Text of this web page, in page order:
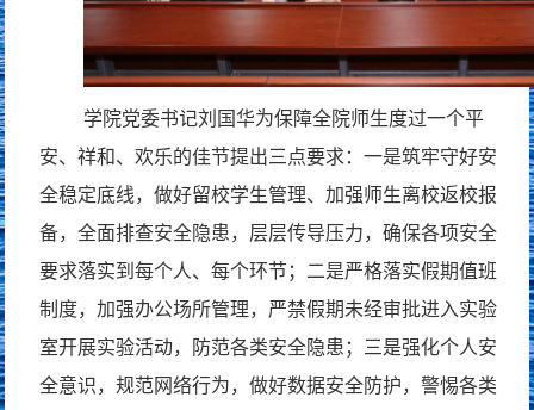
学院党委书记刘国华为保障全院师生度过一个平
安、祥和、欢乐的佳节提出三点要求：一是筑牢守好安
全稳定底线，做好留校学生管理、加强师生离校返校报
备，全面排查安全隐患，层层传导压力，确保各项安全
要求落实到每个人、每个环节；二是严格落实假期值班
制度，加强办公场所管理，严禁假期未经审批进入实验
室开展实验活动，防范各类安全隐患；三是强化个人安
全意识，规范网络行为，做好数据安全防护，警惕各类